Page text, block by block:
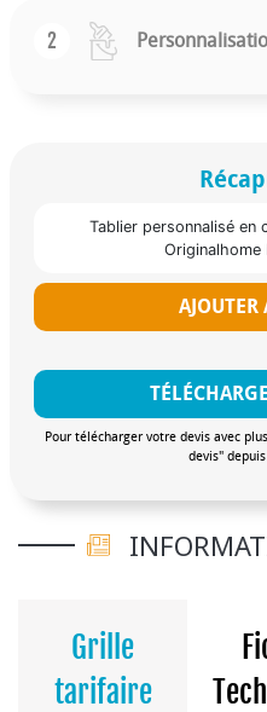
2
Tablier personnalisé
Originalhome
Pour télécharger votre devis avec
devis"
Grille
tarifaire